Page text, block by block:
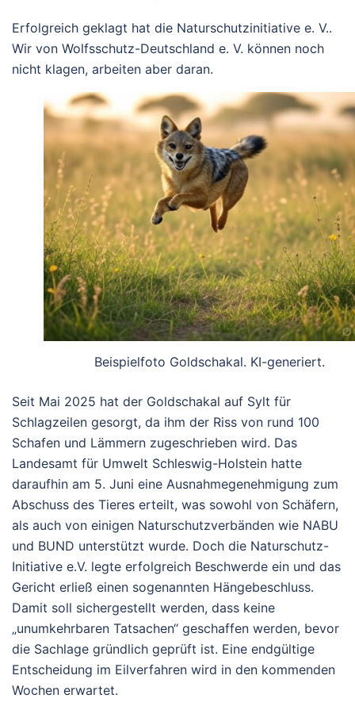
Erfolgreich geklagt hat die Naturschutzinitiative e. V..
Wir von Wolfsschutz-Deutschland e. V. können noch
nicht klagen, arbeiten aber daran.
Beispielfoto Goldschakal. KI-generiert.
Seit Mai 2025 hat der Goldschakal auf Sylt für
Schlagzeilen gesorgt, da ihm der Riss von rund 100
Schafen und Lämmern zugeschrieben wird. Das
Landesamt für Umwelt Schleswig-Holstein hatte
daraufhin am 5. Juni eine Ausnahmegenehmigung zum
Abschuss des Tieres erteilt, was sowohl von Schäfern,
als auch von einigen Naturschutzverbänden wie NABU
und BUND unterstützt wurde. Doch die Naturschutz-
Initiative e.V. legte erfolgreich Beschwerde ein und das
Gericht erließ einen sogenannten Hängebeschluss.
Damit soll sichergestellt werden, dass keine
„unumkehrbaren Tatsachen“ geschaffen werden, bevor
die Sachlage gründlich geprüft ist. Eine endgültige
Entscheidung im Eilverfahren wird in den kommenden
Wochen erwartet.